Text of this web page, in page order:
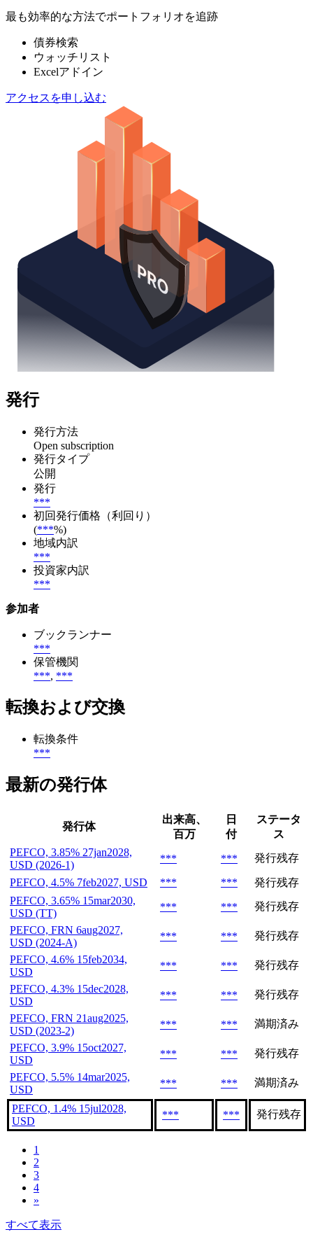
最も効率的な方法でポートフォリオを追跡
債券検索
ウォッチリスト
Excelアドイン
アクセスを申し込む
発行
発行方法
Open subscription
発行タイプ
公開
発行
***
初回発行価格（利回り）
(***%)
地域内訳
***
投資家内訳
***
参加者
ブックランナー
***
保管機関
***, ***
転換および交換
転換条件
***
最新の発行体
発行体
出来高、
百万
日
付
ステータ
ス
PEFCO, 3.85% 27jan2028,
USD (2026-1)
*** *** 発行残存
PEFCO, 4.5% 7feb2027, USD *** ***
発行残存
PEFCO, 3.65% 15mar2030,
USD (TT)
*** ***
発行残存
PEFCO, FRN 6aug2027,
USD (2024-A)
*** ***
発行残存
PEFCO, 4.6% 15feb2034,
USD
*** ***
発行残存
PEFCO, 4.3% 15dec2028,
USD
*** ***
発行残存
PEFCO, FRN 21aug2025,
USD (2023-2)
*** ***
満期済み
PEFCO, 3.9% 15oct2027,
USD
*** ***
発行残存
PEFCO, 5.5% 14mar2025,
USD
*** *** 満期済み
PEFCO, 1.4% 15jul2028,
USD
*** *** 発行残存
1
2
3
4
»
すべて表示